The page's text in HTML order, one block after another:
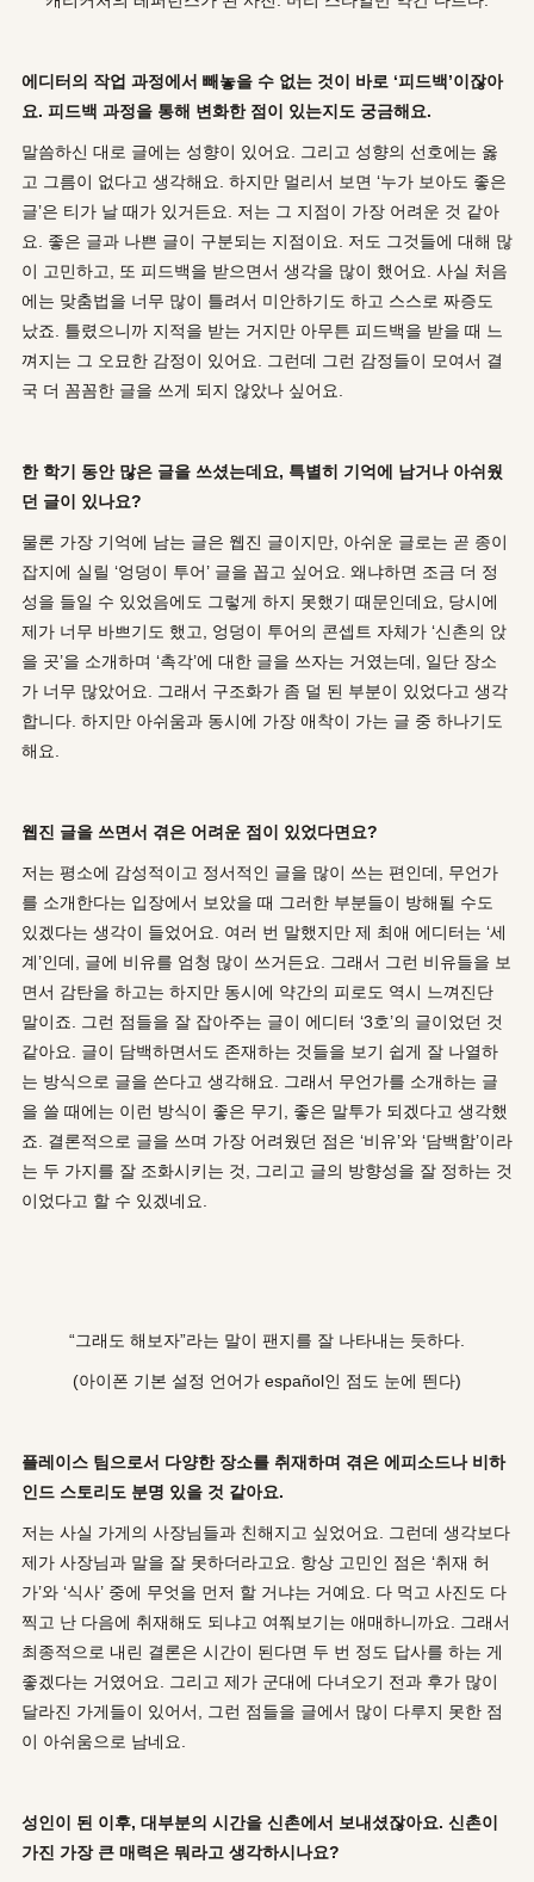
에디터의 작업 과정에서 빼놓을 수 없는 것이 바로 ‘피드백’이잖아
요. 피드백 과정을 통해 변화한 점이 있는지도 궁금해요.
말씀하신 대로 글에는 성향이 있어요. 그리고 성향의 선호에는 옳
고 그름이 없다고 생각해요. 하지만 멀리서 보면 ‘누가 보아도 좋은
글’은 티가 날 때가 있거든요. 저는 그 지점이 가장 어려운 것 같아
요. 좋은 글과 나쁜 글이 구분되는 지점이요. 저도 그것들에 대해 많
이 고민하고, 또 피드백을 받으면서 생각을 많이 했어요. 사실 처음
에는 맞춤법을 너무 많이 틀려서 미안하기도 하고 스스로 짜증도
났죠. 틀렸으니까 지적을 받는 거지만 아무튼 피드백을 받을 때 느
껴지는 그 오묘한 감정이 있어요. 그런데 그런 감정들이 모여서 결
국 더 꼼꼼한 글을 쓰게 되지 않았나 싶어요.
한 학기 동안 많은 글을 쓰셨는데요, 특별히 기억에 남거나 아쉬웠
던 글이 있나요?
물론 가장 기억에 남는 글은 웹진 글이지만, 아쉬운 글로는 곧 종이
잡지에 실릴 ‘엉덩이 투어’ 글을 꼽고 싶어요. 왜냐하면 조금 더 정
성을 들일 수 있었음에도 그렇게 하지 못했기 때문인데요, 당시에
제가 너무 바쁘기도 했고, 엉덩이 투어의 콘셉트 자체가 ‘신촌의 앉
을 곳’을 소개하며 ‘촉각’에 대한 글을 쓰자는 거였는데, 일단 장소
가 너무 많았어요. 그래서 구조화가 좀 덜 된 부분이 있었다고 생각
합니다. 하지만 아쉬움과 동시에 가장 애착이 가는 글 중 하나기도
해요.
웹진 글을 쓰면서 겪은 어려운 점이 있었다면요?
저는 평소에 감성적이고 정서적인 글을 많이 쓰는 편인데, 무언가
를 소개한다는 입장에서 보았을 때 그러한 부분들이 방해될 수도
있겠다는 생각이 들었어요. 여러 번 말했지만 제 최애 에디터는 ‘세
계’인데, 글에 비유를 엄청 많이 쓰거든요. 그래서 그런 비유들을 보
면서 감탄을 하고는 하지만 동시에 약간의 피로도 역시 느껴진단
말이죠. 그런 점들을 잘 잡아주는 글이 에디터 ‘3호’의 글이었던 것
같아요. 글이 담백하면서도 존재하는 것들을 보기 쉽게 잘 나열하
는 방식으로 글을 쓴다고 생각해요. 그래서 무언가를 소개하는 글
을 쓸 때에는 이런 방식이 좋은 무기, 좋은 말투가 되겠다고 생각했
죠. 결론적으로 글을 쓰며 가장 어려웠던 점은 ‘비유’와 ‘담백함’이라
는 두 가지를 잘 조화시키는 것, 그리고 글의 방향성을 잘 정하는 것
이었다고 할 수 있겠네요.
“그래도 해보자”라는 말이 팬지를 잘 나타내는 듯하다.
(아이폰 기본 설정 언어가 español인 점도 눈에 띈다)
플레이스 팀으로서 다양한 장소를 취재하며 겪은 에피소드나 비하
인드 스토리도 분명 있을 것 같아요.
저는 사실 가게의 사장님들과 친해지고 싶었어요. 그런데 생각보다
제가 사장님과 말을 잘 못하더라고요. 항상 고민인 점은 ‘취재 허
가’와 ‘식사’ 중에 무엇을 먼저 할 거냐는 거예요. 다 먹고 사진도 다
찍고 난 다음에 취재해도 되냐고 여쭤보기는 애매하니까요. 그래서
최종적으로 내린 결론은 시간이 된다면 두 번 정도 답사를 하는 게
좋겠다는 거였어요. 그리고 제가 군대에 다녀오기 전과 후가 많이
달라진 가게들이 있어서, 그런 점들을 글에서 많이 다루지 못한 점
이 아쉬움으로 남네요.
성인이 된 이후, 대부분의 시간을 신촌에서 보내셨잖아요. 신촌이
가진 가장 큰 매력은 뭐라고 생각하시나요?